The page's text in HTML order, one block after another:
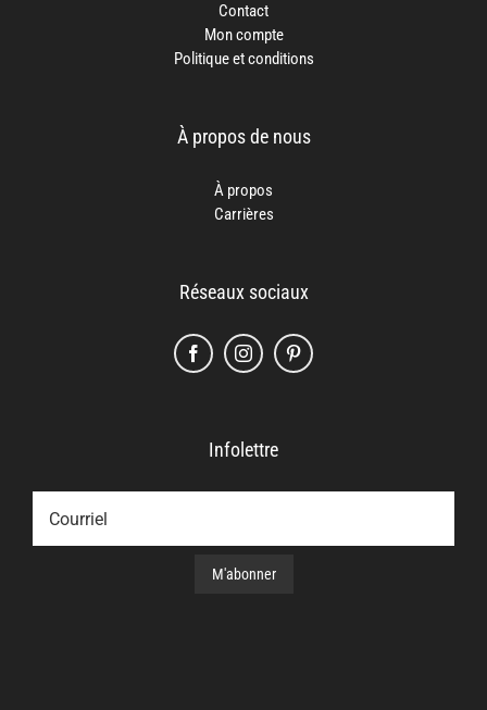
Contact
Mon compte
Politique et conditions
À propos de nous
À propos
Carrières
Réseaux sociaux
Infolettre